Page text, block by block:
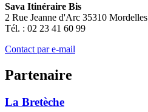
Sava Itinéraire Bis
2 Rue Jeanne d'Arc 35310 Mordelles
Tél. : 02 23 41 60 99
Contact par e-mail
Partenaire
La Bretèche